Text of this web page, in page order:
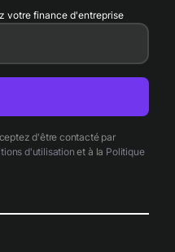
votre finance d'entreprise
d'être contacté par
d'utilisation et à la Politique